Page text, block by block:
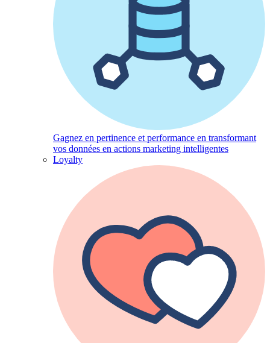
Gagnez en pertinence et performance en transformant
vos données en actions marketing intelligentes
Loyalty